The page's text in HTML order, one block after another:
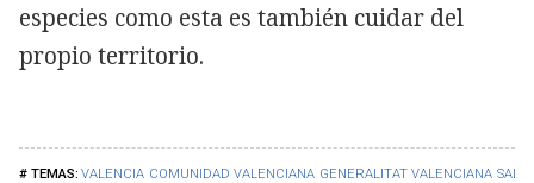
VALENCIA COMUNIDAD VALENCIANA GENERALITAT VALENCIANA
especies como esta es también cuidar del
propio territorio.